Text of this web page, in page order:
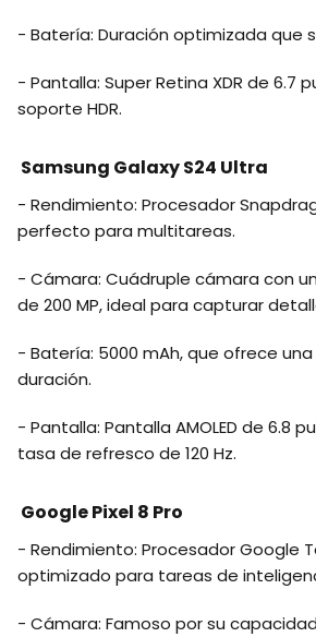
- Batería: Duración optimizada que
- Pantalla: Super Retina XDR de 6.7
soporte HDR.
Samsung Galaxy S24 Ultra
- Rendimiento: Procesador
perfecto para multitareas.
- Cámara: Cuádruple cámara con
de 200 MP, ideal para capturar
- Batería: 5000 mAh, que ofrece
duración.
- Pantalla: Pantalla AMOLED de 6.8
tasa de refresco de 120 Hz.
Google Pixel 8 Pro
- Rendimiento: Procesador Google
optimizado para tareas de
- Cámara: Famoso por su